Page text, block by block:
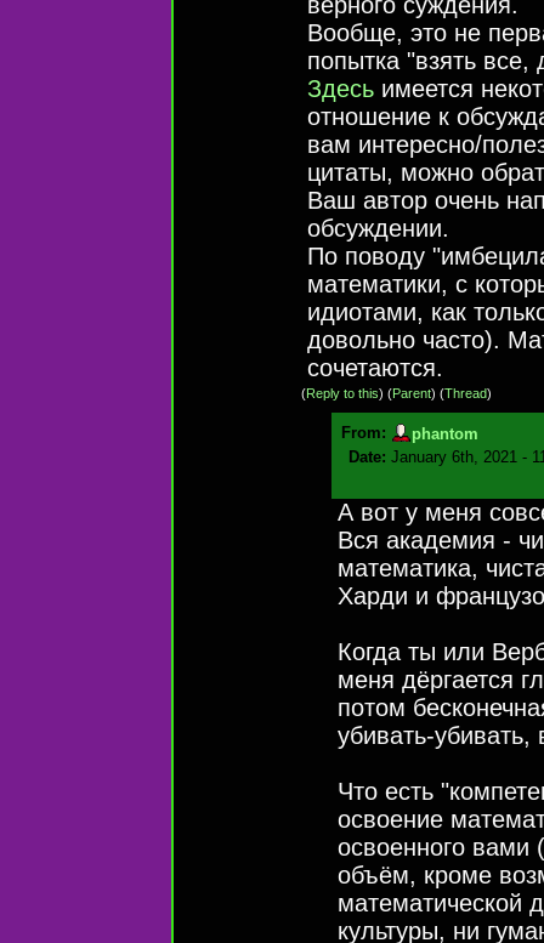
Вообще, это не
попытка "взять
Здесьимеется
отношение к
вам интересно/
цитаты, можно
Ваш автор очень
обсуждении.
По поводу
математики, с
идиотами, как
довольно часто).
сочетаются.
(Reply to this) (Parent) (Thread)
From:
phantom
Date: January 6th, 2021 -
А вот у меня
Вся академия -
математика,
Харди и
Когда ты или
меня дёргается
потом
убивать-
Что есть
освоение
освоенного вами
объём, кроме
математической
культуры, ни